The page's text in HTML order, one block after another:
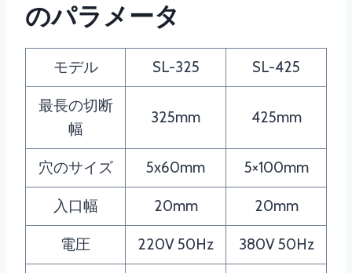
のパラメータ
モデル SL-325 SL-425
最長の切断
幅
325mm 425mm
穴のサイズ 5x60mm 5×100mm
入口幅 20mm 20mm
電圧 220V 50Hz 380V 50Hz